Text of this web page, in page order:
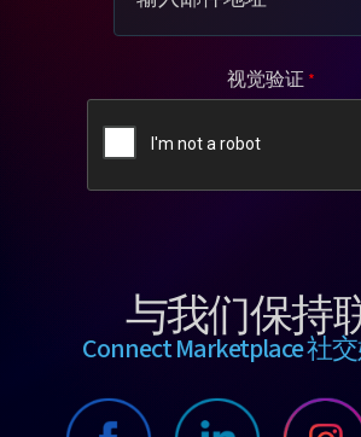
视觉验证
与我们保持
Connect Marketplace 社